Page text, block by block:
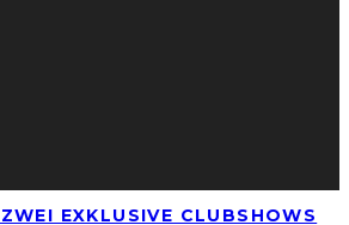
EXKLUSIVE CLUBSHOWS